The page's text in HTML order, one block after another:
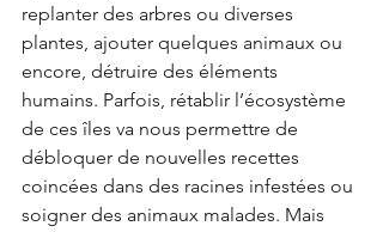
replanter des arbres ou diverses
plantes, ajouter quelques animaux ou
encore, détruire des éléments
humains. Parfois, rétablir l’écosystème
de ces îles va nous permettre de
débloquer de nouvelles recettes
coincées dans des racines infestées ou
soigner des animaux malades. Mais